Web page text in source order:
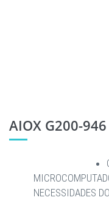
AIOX G200-946
NECESSIDADES